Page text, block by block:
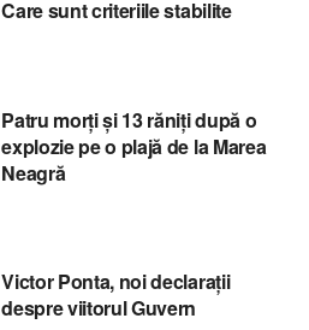
Care sunt criteriile stabilite
Patru morți și 13 răniți după o
explozie pe o plajă de la Marea
Neagră
Victor Ponta, noi declarații
despre viitorul Guvern